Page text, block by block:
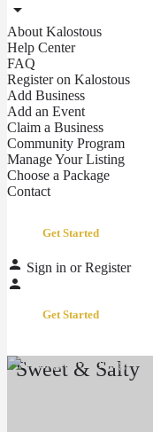
About Kalostous
Help Center
FAQ
Register on Kalostous
Add Business
Add an Event
Claim a Business
Community Program
Manage Your Listing
Choose a Package
Contact
Get Started
Sign in or Register
Get Started
Sweet & Salty